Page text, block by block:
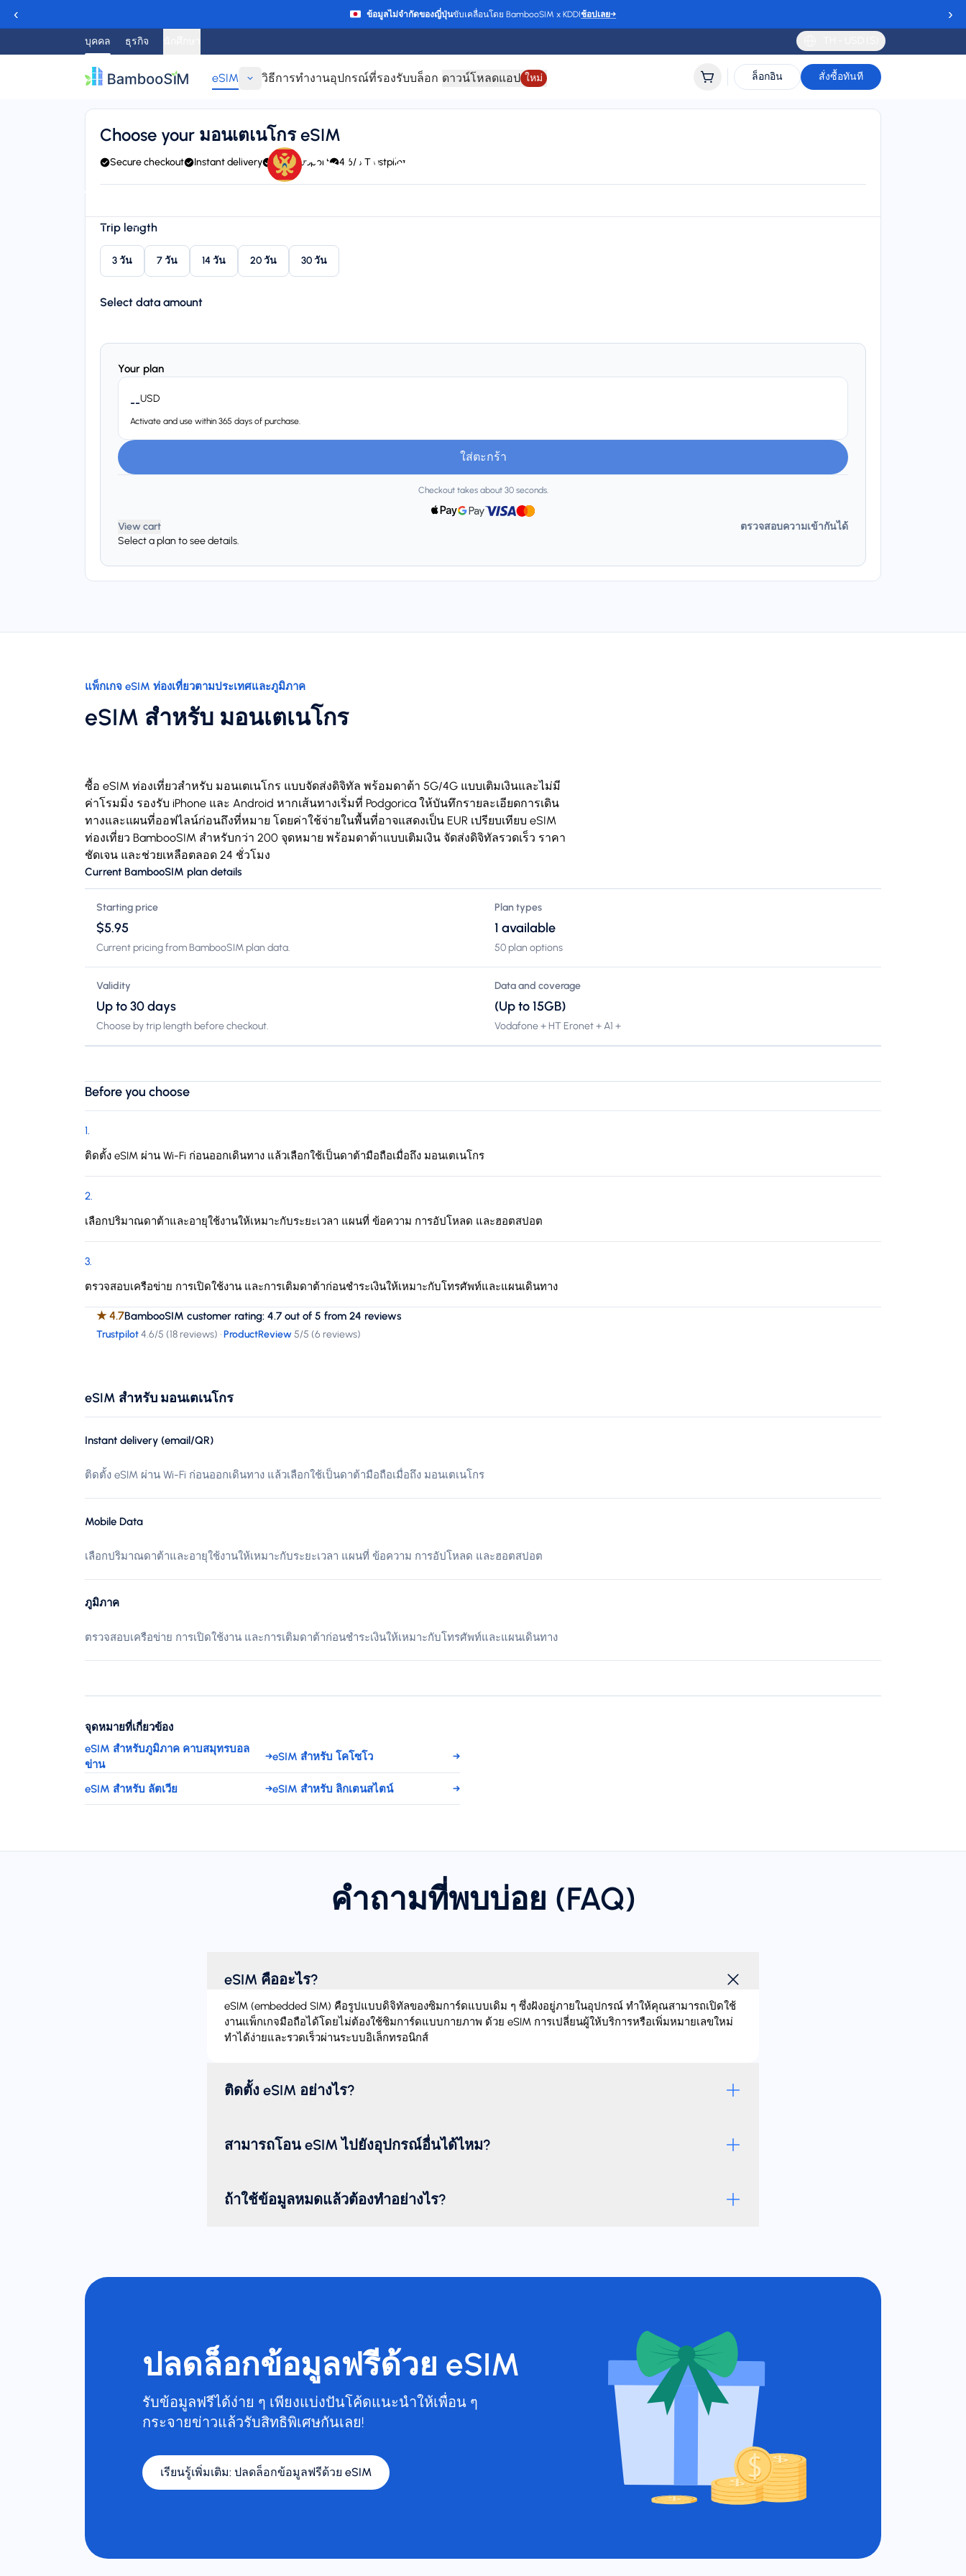
‹ ข้อมูลไม่จำกัดของญี่ปุ่นขับเคลื่อนโดย BambooSIM x KDDIช้อปเลย→ ›
บุคคล ธุรกิจ
eSIM วิธีการทำงานอุปกรณ์ที่รองรับบล็อก ดาวน์โหลดแอป ใหม่ ล็อกอิน สั่งซื้อทันที
eSIM สำหรับ มอนเตเนโกร
Starting price
$5.95
Choose your มอนเตเนโกร eSIM
Secure checkout Instant delivery 24/7 support 4.6/5 Trustpilot
Trip length
3 วัน 7 วัน 14 วัน 20 วัน 30 วัน
Select data amount
Your plan
--USD
Activate and use within 365 days of purchase.
ใส่ตะกร้า
Checkout takes about 30 seconds.
View cart
ตรวจสอบความเข้ากันได้
Select a plan to see details.
แพ็กเกจ eSIM ท่องเที่ยวตามประเทศและภูมิภาค
eSIM สำหรับ มอนเตเนโกร
ซื้อ eSIM ท่องเที่ยวสำหรับ มอนเตเนโกร แบบจัดส่งดิจิทัล พร้อมดาต้า 5G/4G แบบเติมเงินและไม่มี
ค่าโรมมิ่ง รองรับ iPhone และ Android หากเส้นทางเริ่มที่ Podgorica ให้บันทึกรายละเอียดการเดิน
ทางและแผนที่ออฟไลน์ก่อนถึงที่หมาย โดยค่าใช้จ่ายในพื้นที่อาจแสดงเป็น EUR เปรียบเทียบ eSIM
ท่องเที่ยว BambooSIM สำหรับกว่า 200 จุดหมาย พร้อมดาต้าแบบเติมเงิน จัดส่งดิจิทัลรวดเร็ว ราคา
ชัดเจน และช่วยเหลือตลอด 24 ชั่วโมง
Current BambooSIM plan details
Starting price
$5.95
Current pricing from BambooSIM plan data.
Plan types
1 available
50 plan options
Validity
Up to 30 days
Choose by trip length before checkout.
Data and coverage
(Up to 15GB)
Vodafone + HT Eronet + A1 +
Before you choose
1.
ติดตั้ง eSIM ผ่าน Wi-Fi ก่อนออกเดินทาง แล้วเลือกใช้เป็นดาต้ามือถือเมื่อถึง มอนเตเนโกร
2.
เลือกปริมาณดาต้าและอายุใช้งานให้เหมาะกับระยะเวลา แผนที่ ข้อความ การอัปโหลด และฮอตสปอต
3.
ตรวจสอบเครือข่าย การเปิดใช้งาน และการเติมดาต้าก่อนชำระเงินให้เหมาะกับโทรศัพท์และแผนเดินทาง
★4.7BambooSIM customer rating: 4.7 out of 5 from 24 reviews
Trustpilot4.6/5 (18 reviews) ·ProductReview5/5 (6 reviews)
eSIM สำหรับ มอนเตเนโกร
Instant delivery (email/QR)
ติดตั้ง eSIM ผ่าน Wi-Fi ก่อนออกเดินทาง แล้วเลือกใช้เป็นดาต้ามือถือเมื่อถึง มอนเตเนโกร
Mobile Data
เลือกปริมาณดาต้าและอายุใช้งานให้เหมาะกับระยะเวลา แผนที่ ข้อความ การอัปโหลด และฮอตสปอต
ภูมิภาค
ตรวจสอบเครือข่าย การเปิดใช้งาน และการเติมดาต้าก่อนชำระเงินให้เหมาะกับโทรศัพท์และแผนเดินทาง
จุดหมายที่เกี่ยวข้อง
eSIM สำหรับภูมิภาค คาบสมุทรบอล
ข่าน
→eSIM สำหรับ โคโซโว →
eSIM สำหรับ ลัตเวีย →eSIM สำหรับ ลิกเตนสไตน์ →
คำถามที่พบบ่อย (FAQ)
eSIM คืออะไร?
eSIM (embedded SIM) คือรูปแบบดิจิทัลของซิมการ์ดแบบเดิม ๆ ซึ่งฝังอยู่ภายในอุปกรณ์ ทำให้คุณสามารถเปิดใช้
งานแพ็กเกจมือถือได้โดยไม่ต้องใช้ซิมการ์ดแบบกายภาพ ด้วย eSIM การเปลี่ยนผู้ให้บริการหรือเพิ่มหมายเลขใหม่
ทำได้ง่ายและรวดเร็วผ่านระบบอิเล็กทรอนิกส์
ติดตั้ง eSIM อย่างไร?
สามารถโอน eSIM ไปยังอุปกรณ์อื่นได้ไหม?
ถ้าใช้ข้อมูลหมดแล้วต้องทำอย่างไร?
ปลดล็อกข้อมูลฟรีด้วย eSIM
รับข้อมูลฟรีได้ง่าย ๆ เพียงแบ่งปันโค้ดแนะนำให้เพื่อน ๆ
กระจายข่าวแล้วรับสิทธิพิเศษกันเลย!
เรียนรู้เพิ่มเติม: ปลดล็อกข้อมูลฟรีด้วย eSIM